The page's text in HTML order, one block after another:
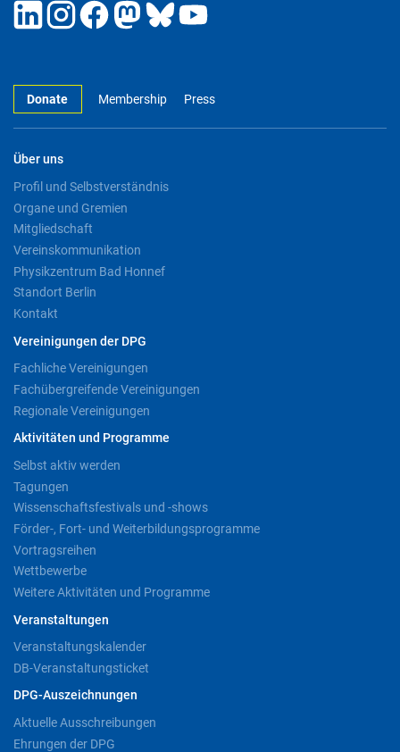
Donate Membership Press
Über uns
Profil und Selbstverständnis
Organe und Gremien
Mitgliedschaft
Vereinskommunikation
Physikzentrum Bad Honnef
Standort Berlin
Kontakt
Vereinigungen der DPG
Fachliche Vereinigungen
Fachübergreifende Vereinigungen
Regionale Vereinigungen
Aktivitäten und Programme
Selbst aktiv werden
Tagungen
Wissenschaftsfestivals und -shows
Förder-, Fort- und Weiterbildungsprogramme
Vortragsreihen
Wettbewerbe
Weitere Aktivitäten und Programme
Veranstaltungen
Veranstaltungskalender
DB-Veranstaltungsticket
DPG-Auszeichnungen
Aktuelle Ausschreibungen
Ehrungen der DPG